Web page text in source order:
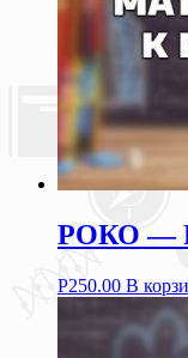
РОКО —
Р250.00 В